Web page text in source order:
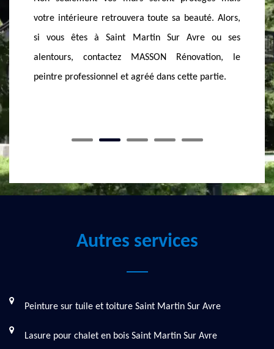
Alors,
ses
le
en ce
votre
nos
Autres services
Peinture sur tuile et toiture Saint Martin Sur Avre
Lasure pour chalet en bois Saint Martin Sur Avre